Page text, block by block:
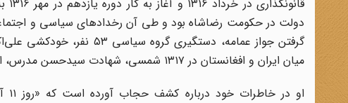
دولت در حکومت رضاشاه بود و طی آن رخدادهای سیاسی و
گرفتن جواز عمامه،
میان ایران و افغانستان در ۱۳۱۷ شمسی، شهادت سیدحسن مدرس، اتمام کار احداث راه‌آهن سراسری ایران از جمله این وقایع بود.